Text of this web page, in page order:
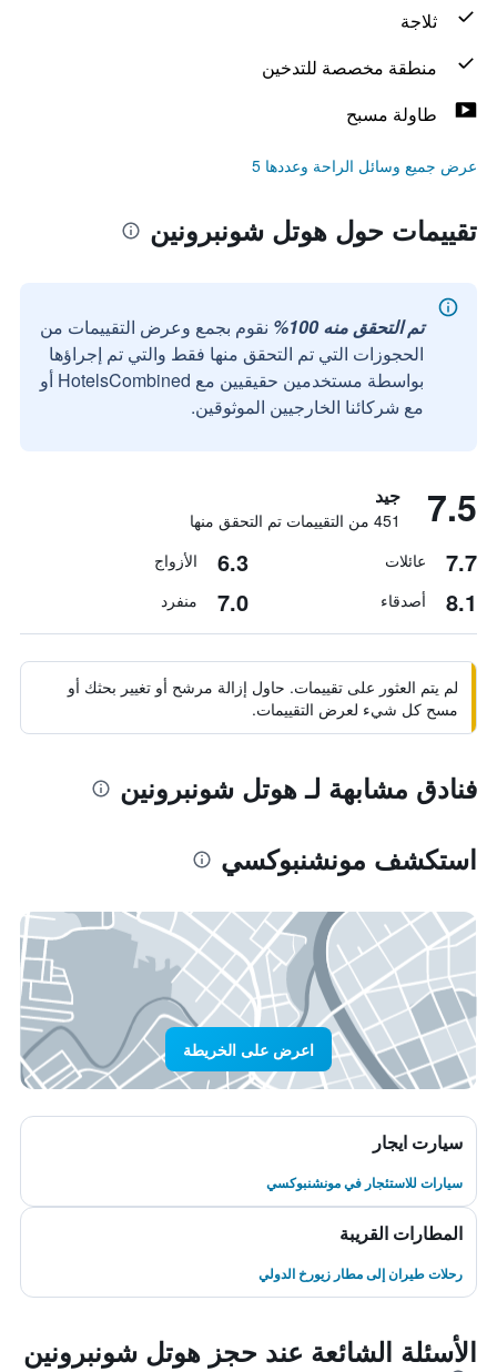
ثلاجة
منطقة مخصصة للتدخين
طاولة مسبح
عرض جميع وسائل الراحة وعددها 5
تقييمات حول هوتل شونبرونين
تم التحقق منه 100%
نقوم بجمع وعرض التقييمات من
الحجوزات التي تم التحقق منها فقط والتي تم إجراؤها
بواسطة مستخدمين حقيقيين مع HotelsCombined أو
مع شركائنا الخارجيين الموثوقين.
7.5 جيد
451 من التقييمات تم التحقق منها
7.7 عائلات 6.3 الأزواج
8.1 أصدقاء 7.0 منفرد
لم يتم العثور على تقييمات. حاول إزالة مرشح أو تغيير بحثك أو
مسح كل شيء لعرض التقييمات.
فنادق مشابهة لـ هوتل شونبرونين
استكشف مونشنبوكسي
اعرض على الخريطة
سيارت ايجار
سيارات للاستئجار في مونشنبوكسي
المطارات القريبة
رحلات طيران إلى مطار زيورخ الدولي
الأسئلة الشائعة عند حجز هوتل شونبرونين